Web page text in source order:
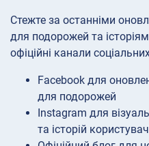
Стежте за останніми
для подорожей та
офіційні канали
Facebook для
для подорожей
Instagram для
та історій